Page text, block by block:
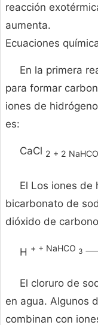
reacción
aumenta.
Ecuaciones
En la primera
para formar
iones de
es:
CaCl 2 + 2 NaHCO
El Los iones de
bicarbonato de
dióxido de
H + + NaHCO 3 ---
El cloruro de
en agua. Algunos
combinan con